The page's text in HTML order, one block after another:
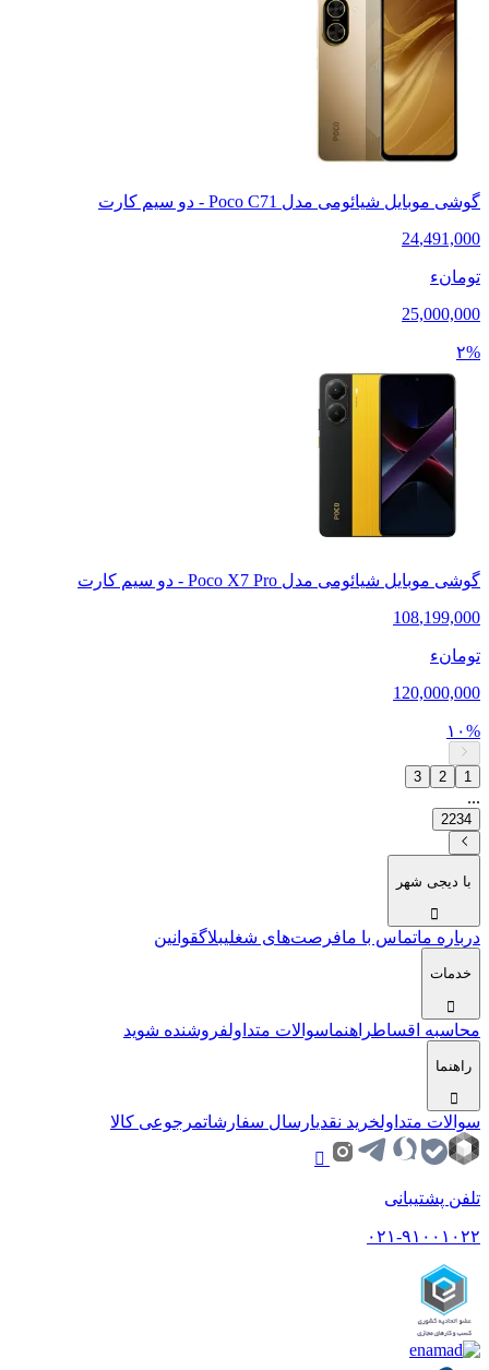
گوشی موبایل شیائومی مدل Poco C71 - دو سیم کارت
24,491,000
تومانء
25,000,000
۲%
گوشی موبایل شیائومی مدل Poco X7 Pro - دو سیم کارت
108,199,000
تومانء
120,000,000
۱۰%
1
2
3
...
2234
با دیجی شهر
درباره ماتماس با مافرصت‌های شغلیبلاگقوانین
خدمات
محاسبه اقساطراهنماسوالات متداولفروشنده شوید
راهنما
سوالات متداولخرید نقدیارسال سفارشاتمرجوعی کالا
تلفن پشتیبانی
۰۲۱-۹۱۰۰۱۰۲۲